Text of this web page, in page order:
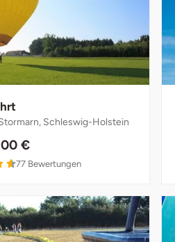
Schleswig-Holstein
€
4.6 von 5
77 Bewertungen